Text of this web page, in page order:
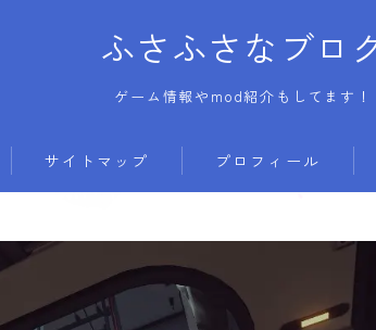
ふさふさなブロ
ゲーム情報やmod紹介もしてます！
サイトマップ プロフィール